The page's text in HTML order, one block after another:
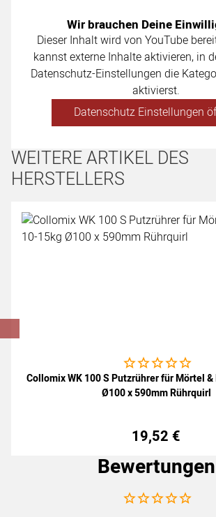
Wir brauchen Deine
Dieser Inhalt wird von YouTube
kannst externe Inhalte aktivieren, in
Datenschutz-Einstellungen die
aktivierst.
Datenschutz Einstellungen
WEITERE ARTIKEL DES
HERSTELLERS
Artikel überspringen
Noch keine
Collomix WK 100 S Putzrührer für Mörtel
Ø100 x 590mm Rührquirl
19,52 €
Bewertungen
Noch keine